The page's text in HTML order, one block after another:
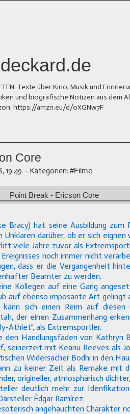
Texte über Kino, Musik und
und biografische Notizen aus dem
https://amzn.eu/d/0XGNw7F
Core
19:49 - Kategorien: #Filme
Bracy) hat seine Ausbildung
darüber, ob er sich eignen
viele Jahre zuvor als
noch immer nicht
dass er die Vergangenheit
Beamter zu werden.
Kollegen auf eine Gang
auf ebenso imposante Art gelingt
sich einen Reim auf diesen
der einen Zusammenhang
Athlet", als Extremsportler.
den Handlungsfaden von Kathryn
seinerzeit mit Keanu Reeves als
Widersacher Bodhi in den
zu keiner Zeit als Remake mit
origineller, atmosphärisch
deutlich mehr zur
Édgar Ramírez.
angehauchten Charakter